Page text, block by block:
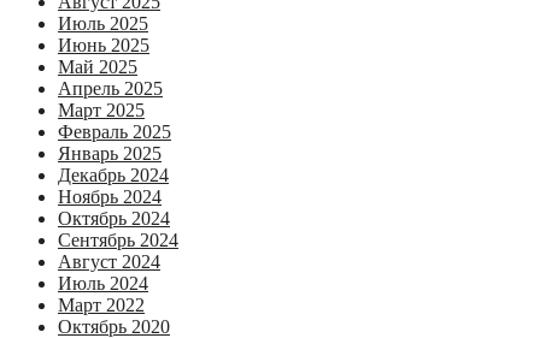
Июль 2025
Июнь 2025
Май 2025
Апрель 2025
Март 2025
Февраль 2025
Январь 2025
Декабрь 2024
Ноябрь 2024
Октябрь 2024
Сентябрь 2024
Август 2024
Июль 2024
Март 2022
Октябрь 2020